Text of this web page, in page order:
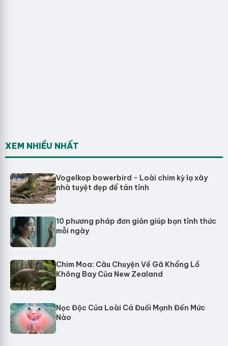
XEM NHIỀU NHẤT
Vogelkop bowerbird - Loài chim kỳ lạ xây
nhà tuyệt đẹp để tán tỉnh
10 phương pháp đơn giản giúp bạn tỉnh thức
mỗi ngày
Chim Moa: Câu Chuyện Về Gã Khổng Lồ
Không Bay Của New Zealand
Nọc Độc Của Loài Cá Đuối Mạnh Đến Mức
Nào